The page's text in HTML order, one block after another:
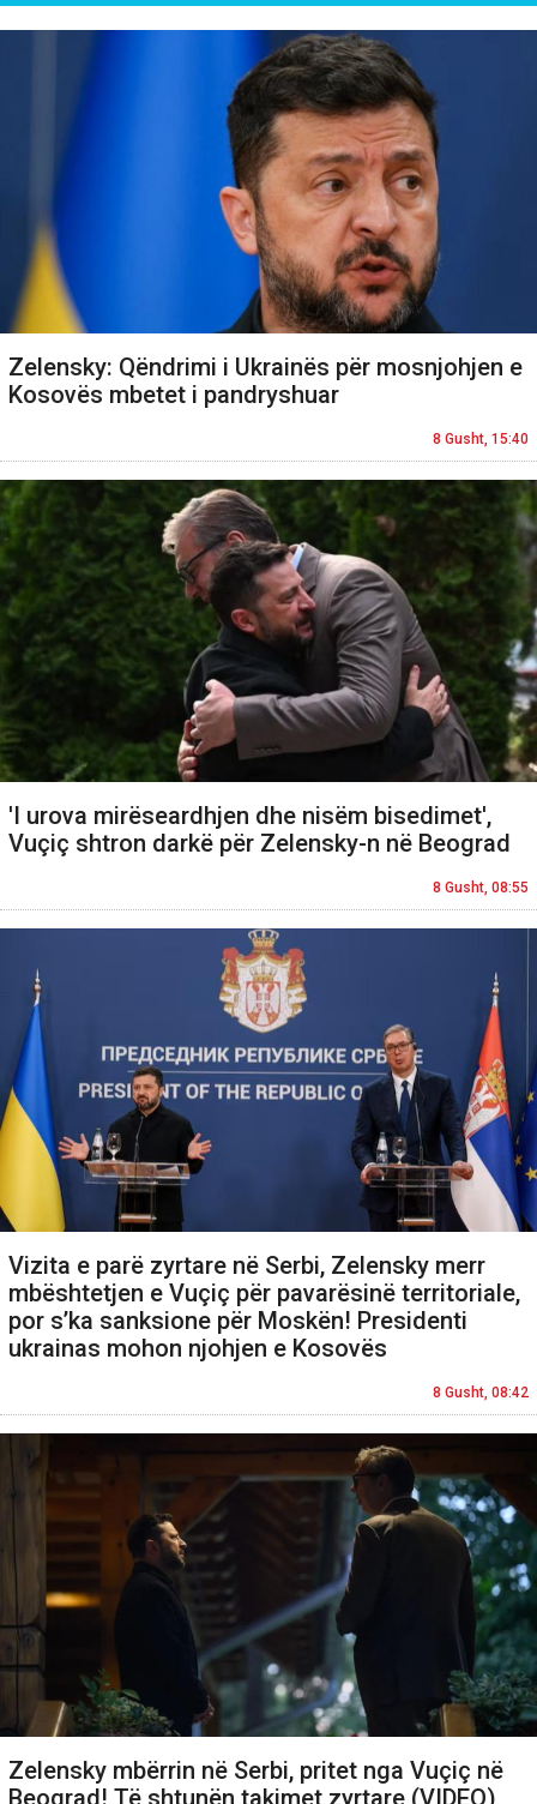
Zelensky: Qëndrimi i Ukrainës për mosnjohjen e
Kosovës mbetet i pandryshuar
8 Gusht, 15:40
'I urova mirëseardhjen dhe nisëm bisedimet',
Vuçiç shtron darkë për Zelensky-n në Beograd
8 Gusht, 08:55
Vizita e parë zyrtare në Serbi, Zelensky merr
mbështetjen e Vuçiç për pavarësinë territoriale,
por s’ka sanksione për Moskën! Presidenti
ukrainas mohon njohjen e Kosovës
8 Gusht, 08:42
Zelensky mbërrin në Serbi, pritet nga Vuçiç në
Beograd! Të shtunën takimet zyrtare (VIDEO)